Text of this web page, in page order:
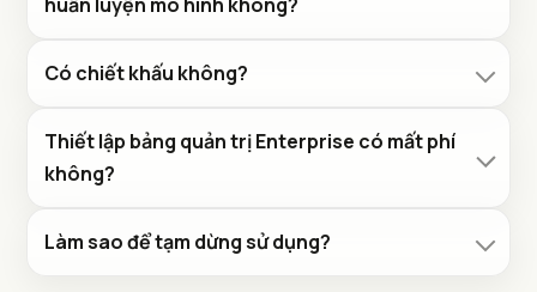
Có chiết khấu không?
Thiết lập bảng quản trị Enterprise có mất phí
không?
Làm sao để tạm dừng sử dụng?